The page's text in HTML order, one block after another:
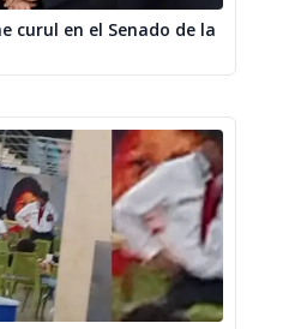
curul en el Senado de la